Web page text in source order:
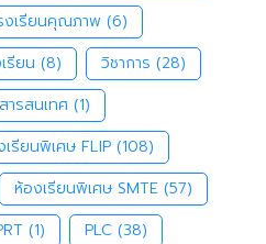
งเรียนคุณภาพ (6)
รียน (8) วิชาการ (28)
สารสนเทศ (1)
รียนพิเศษ FLIP (108)
ห้องเรียนพิเศษ SMTE (57)
(1) PLC (38)